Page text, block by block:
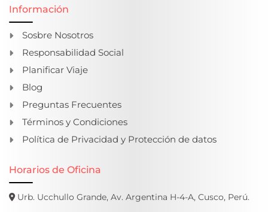
Información
Sosbre Nosotros
Responsabilidad Social
Planificar Viaje
Blog
Preguntas Frecuentes
Términos y Condiciones
Política de Privacidad y Protección de datos
Horarios de Oficina
Urb. Ucchullo Grande, Av. Argentina H-4-A, Cusco, Perú.